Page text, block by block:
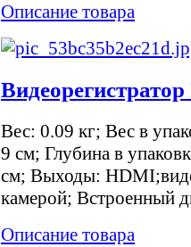
Описание товара
Вес: 0.09 кг; Вес в
9 см; Глубина в
см; Выходы:
камерой; Встроенный
Описание товара